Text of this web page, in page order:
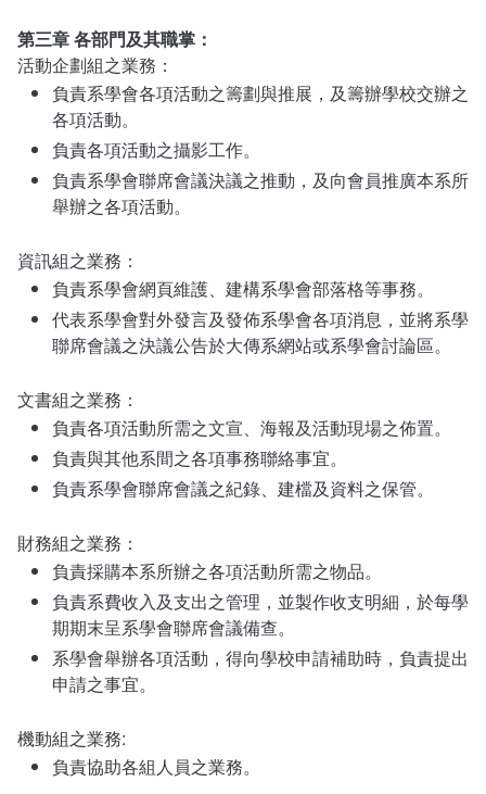
第三章 各部門及其職掌：
活動企劃組之業務：
負責系學會各項活動之籌劃與推展，及籌辦學校交辦之
各項活動。
負責各項活動之攝影工作。
負責系學會聯席會議決議之推動，及向會員推廣本系所
舉辦之各項活動。
資訊組之業務：
負責系學會網頁維護、建構系學會部落格等事務。
代表系學會對外發言及發佈系學會各項消息，並將系學
聯席會議之決議公告於大傳系網站或系學會討論區。
文書組之業務：
負責各項活動所需之文宣、海報及活動現場之佈置。
負責與其他系間之各項事務聯絡事宜。
負責系學會聯席會議之紀錄、建檔及資料之保管。
財務組之業務：
負責採購本系所辦之各項活動所需之物品。
負責系費收入及支出之管理，並製作收支明細，於每學
期期末呈系學會聯席會議備查。
系學會舉辦各項活動，得向學校申請補助時，負責提出
申請之事宜。
機動組之業務:
負責協助各組人員之業務。